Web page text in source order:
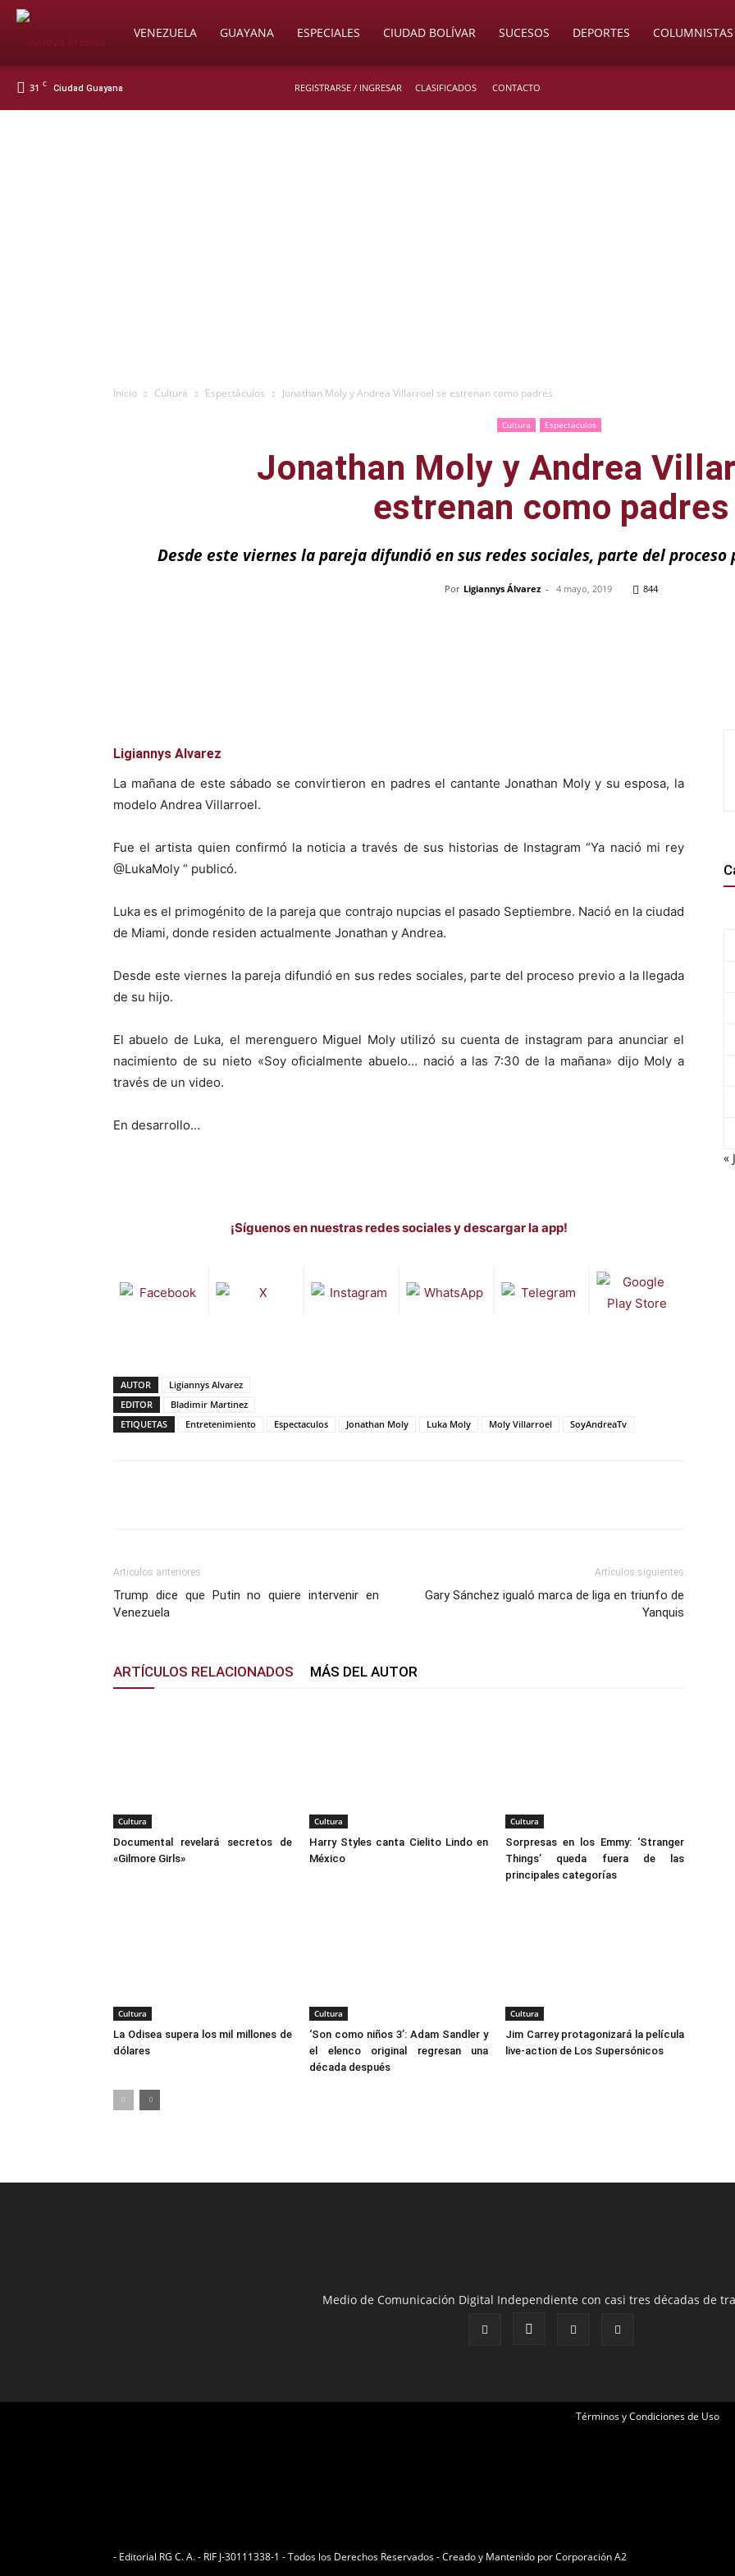
SoyVENEZUELA GUAYANA ESPECIALES CIUDAD BOLÍVAR SUCESOS DEPORTES COLUMNISTAS
31 C Ciudad Guayana REGISTRARSE / INGRESAR CLASIFICADOS CONTACTO
Inicio Cultura Espectáculos Jonathan Moly y Andrea Villarroel se estrenan como padres
Cultura Espectáculos
Jonathan Moly y Andrea
estrenan como padres
Desde este viernes la pareja difundió en sus redes sociales, parte del
Por Ligiannys Álvarez - 4 mayo, 2019 844
Ligiannys Alvarez
La mañana de este sábado se convirtieron en padres el cantante Jonathan Moly y su esposa, la
modelo Andrea Villarroel.
Fue el artista quien confirmó la noticia a través de sus historias de Instagram “Ya nació mi rey
@LukaMoly “ publicó.
Luka es el primogénito de la pareja que contrajo nupcias el pasado Septiembre. Nació en la ciudad
de Miami, donde residen actualmente Jonathan y Andrea.
Desde este viernes la pareja difundió en sus redes sociales, parte del proceso previo a la llegada
de su hijo.
El abuelo de Luka, el merenguero Miguel Moly utilizó su cuenta de instagram para anunciar el
nacimiento de su nieto «Soy oficialmente abuelo… nació a las 7:30 de la mañana» dijo Moly a
través de un video.
En desarrollo…
¡Síguenos en nuestras redes sociales y descargar la app!
AUTOR
Ligiannys Alvarez
EDITOR
Bladimir Martinez
ETIQUETAS
Entretenimiento Espectaculos Jonathan Moly Luka Moly Moly Villarroel SoyAndreaTv
Artículos anteriores
Trump dice que Putin no quiere intervenir en
Venezuela
Artículos siguientes
Gary Sánchez igualó marca de liga en triunfo de
Yanquis
ARTÍCULOS RELACIONADOS MÁS DEL AUTOR
Cultura
Documental revelará secretos de
«Gilmore Girls»
Cultura
Harry Styles canta Cielito Lindo en
México
Cultura
Sorpresas en los Emmy: ‘Stranger
Things’ queda fuera de las
principales categorías
Cultura
La Odisea supera los mil millones de
dólares
Cultura
‘Son como niños 3’: Adam Sandler y
el elenco original regresan una
década después
Cultura
Jim Carrey protagonizará la película
live-action de Los Supersónicos
«
Medio de Comunicación Digital Independiente con casi tres décadas de
Términos y Condiciones de Uso
- Editorial RG C. A. - RIF J-30111338-1 - Todos los Derechos Reservados - Creado y Mantenido porCorporación A2